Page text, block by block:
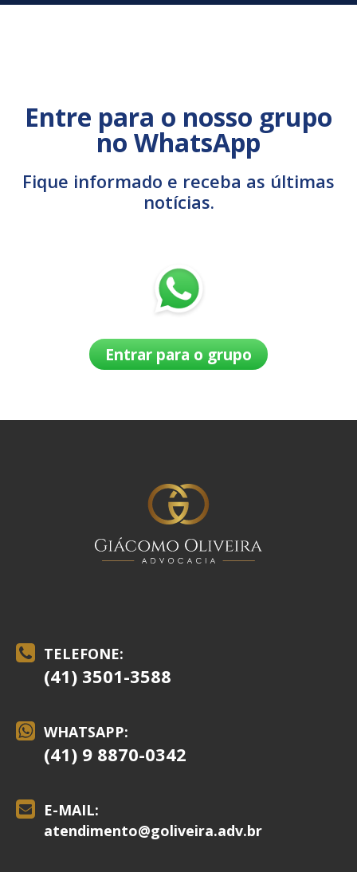
Entre para o nosso grupo
no WhatsApp
Fique informado e receba as últimas
notícias.
Entrar para o grupo
TELEFONE:
(41) 3501-3588
WHATSAPP:
(41) 9 8870-0342
E-MAIL:
atendimento@goliveira.adv.br